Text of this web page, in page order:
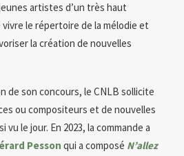
artistes d’un très haut
le répertoire de la mélodie et
la création de nouvelles
de son concours, le CNLB sollicite
ou compositeurs et de nouvelles
le jour. En 2023, la commande a
Pesson qui a composé N’allez